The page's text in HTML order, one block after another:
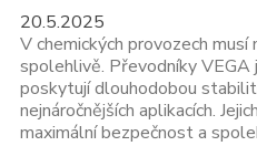
20.5.2025
V chemických provozech
spolehlivě. Převodníky VEGA
poskytují dlouhodobou
nejnáročnějších aplikacích.
maximální bezpečnost a